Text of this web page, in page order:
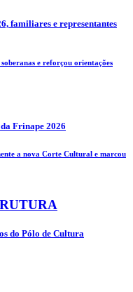
familiares e representantes
e reforçou orientações
Frinape 2026
a nova Corte Cultural e marcou
do Pólo de Cultura